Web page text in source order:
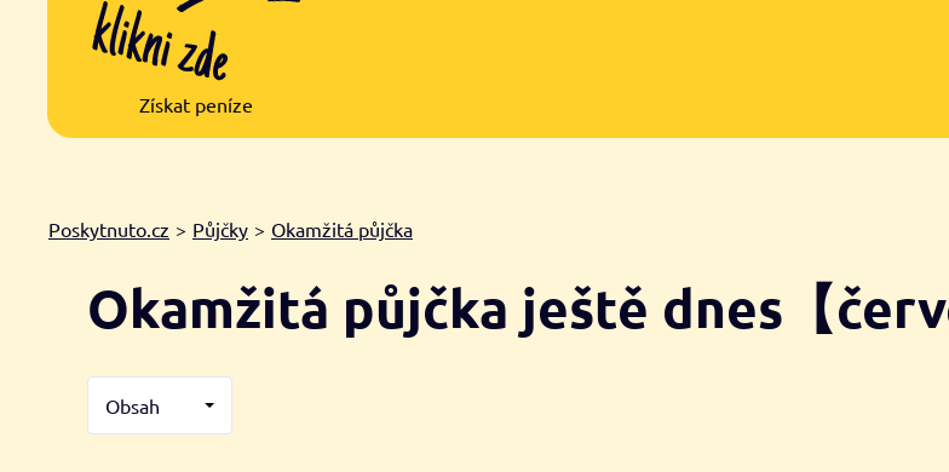
Získat peníze
Poskytnuto.cz > Půjčky > Okamžitá půjčka
Okamžitá půjčka ještě dnes【
Obsah